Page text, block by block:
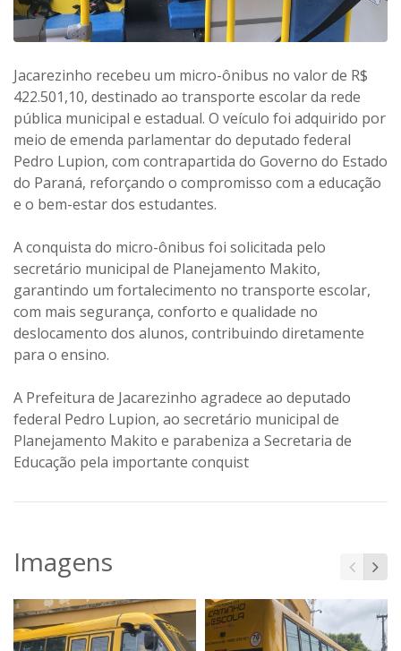
Jacarezinho recebeu um micro-ônibus no valor de R$
422.501,10, destinado ao transporte escolar da rede
pública municipal e estadual. O veículo foi adquirido por
meio de emenda parlamentar do deputado federal
Pedro Lupion, com contrapartida do Governo do Estado
do Paraná, reforçando o compromisso com a educação
e o bem-estar dos estudantes.
A conquista do micro-ônibus foi solicitada pelo
secretário municipal de Planejamento Makito,
garantindo um fortalecimento no transporte escolar,
com mais segurança, conforto e qualidade no
deslocamento dos alunos, contribuindo diretamente
para o ensino.
A Prefeitura de Jacarezinho agradece ao deputado
federal Pedro Lupion, ao secretário municipal de
Planejamento Makito e parabeniza a Secretaria de
Educação pela importante conquist
Imagens